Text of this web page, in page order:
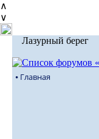
∧
∨
Лазурный берег
⦁ Главная